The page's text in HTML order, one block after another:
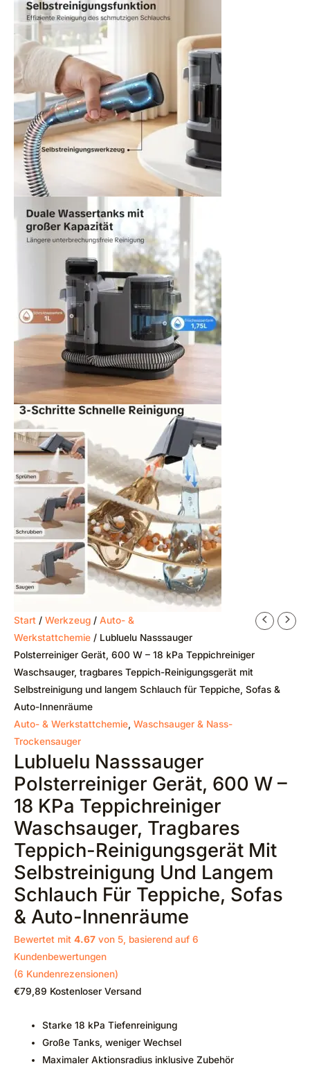
Start / Werkzeug / Auto- &
Werkstattchemie / Lubluelu Nasssauger
Polsterreiniger Gerät, 600 W – 18 kPa Teppichreiniger
Waschsauger, tragbares Teppich-Reinigungsgerät mit
Selbstreinigung und langem Schlauch für Teppiche, Sofas &
Auto-Innenräume
Auto- & Werkstattchemie Waschsauger & Nass-
Trockensauger
Lubluelu Nasssauger
Polsterreiniger Gerät, 600 W –
18 KPa Teppichreiniger
Waschsauger, Tragbares
Teppich-Reinigungsgerät Mit
Selbstreinigung Und Langem
Schlauch Für Teppiche, Sofas
& Auto-Innenräume
Bewertet mit 4.67 von 5, basierend auf 6
Kundenbewertungen
(6 Kundenrezensionen)
€79,89 Kostenloser Versand
Starke 18 kPa Tiefenreinigung
Große Tanks, weniger Wechsel
Maximaler Aktionsradius inklusive Zubehör